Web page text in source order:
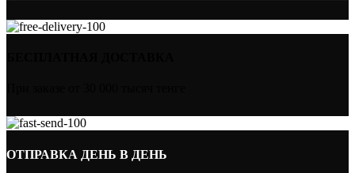
ОТПРАВКА ДЕНЬ В ДЕНЬ